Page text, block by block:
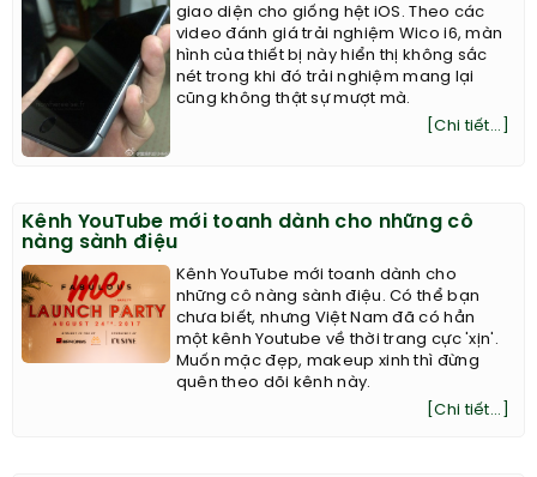
giao diện cho giống hệt iOS. Theo các
video đánh giá trải nghiệm Wico i6, màn
hình của thiết bị này hiển thị không sắc
nét trong khi đó trải nghiệm mang lại
cũng không thật sự mượt mà.
[Chi tiết...]
Kênh YouTube mới toanh dành cho những cô
nàng sành điệu
Kênh YouTube mới toanh dành cho
những cô nàng sành điệu. Có thể bạn
chưa biết, nhưng Việt Nam đã có hẳn
một kênh Youtube về thời trang cực 'xịn'.
Muốn mặc đẹp, makeup xinh thì đừng
quên theo dõi kênh này.
[Chi tiết...]